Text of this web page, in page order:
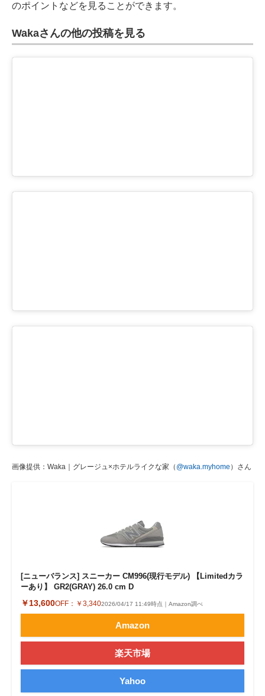
のポイントなどを見ることができます。
Wakaさんの他の投稿を見る
画像提供：Waka｜グレージュ×ホテルライクな家（ @waka.myhome ）さん
[ニューバランス] スニーカー CM996(現行モデル) 【Limitedカラ
ーあり】 GR2(GRAY) 26.0 cm D
￥13,600OFF： ￥3,3402026/04/17 11:49時点｜Amazon調べ
Amazon
楽天市場
Yahoo